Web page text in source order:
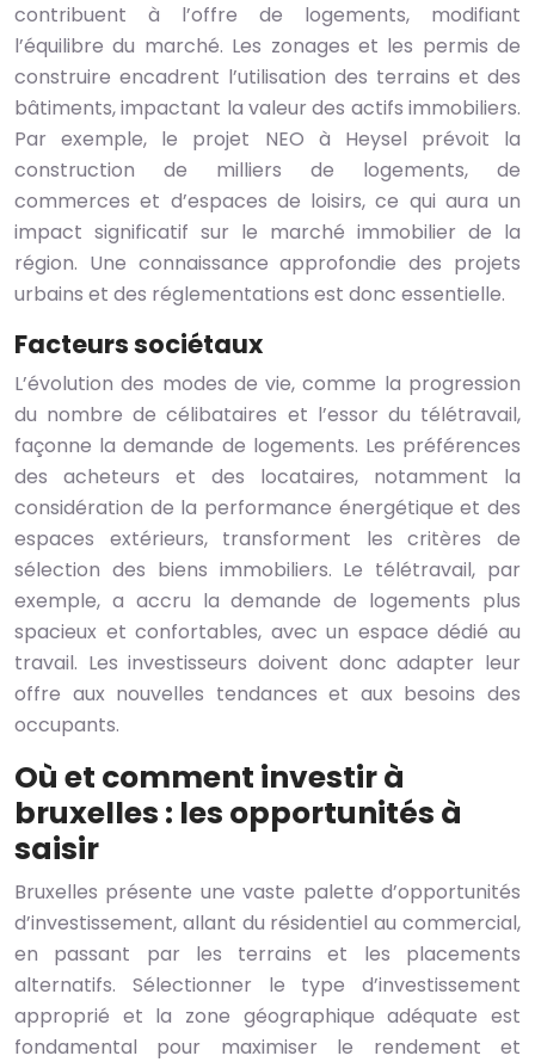
contribuent à l’offre de logements, modifiant
l’équilibre du marché. Les zonages et les permis de
construire encadrent l’utilisation des terrains et des
bâtiments, impactant la valeur des actifs immobiliers.
Par exemple, le projet NEO à Heysel prévoit la
construction de milliers de logements, de
commerces et d’espaces de loisirs, ce qui aura un
impact significatif sur le marché immobilier de la
région. Une connaissance approfondie des projets
urbains et des réglementations est donc essentielle.
Facteurs sociétaux
L’évolution des modes de vie, comme la progression
du nombre de célibataires et l’essor du télétravail,
façonne la demande de logements. Les préférences
des acheteurs et des locataires, notamment la
considération de la performance énergétique et des
espaces extérieurs, transforment les critères de
sélection des biens immobiliers. Le télétravail, par
exemple, a accru la demande de logements plus
spacieux et confortables, avec un espace dédié au
travail. Les investisseurs doivent donc adapter leur
offre aux nouvelles tendances et aux besoins des
occupants.
Où et comment investir à
bruxelles : les opportunités à
saisir
Bruxelles présente une vaste palette d’opportunités
d’investissement, allant du résidentiel au commercial,
en passant par les terrains et les placements
alternatifs. Sélectionner le type d’investissement
approprié et la zone géographique adéquate est
fondamental pour maximiser le rendement et